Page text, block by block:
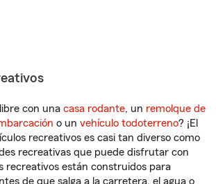
con una casa rodante, un remolque de
o un vehículo todoterreno? ¡El
recreativos es casi tan diverso como
recreativas que puede disfrutar con
recreativos están construidos para
de que salga a la carretera, el agua o